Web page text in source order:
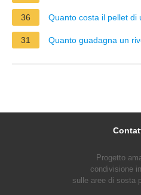
36 Quanto costa il pellet di
31 Quanto guadagna un
Progetto
condivisione
sulle aree di sosta